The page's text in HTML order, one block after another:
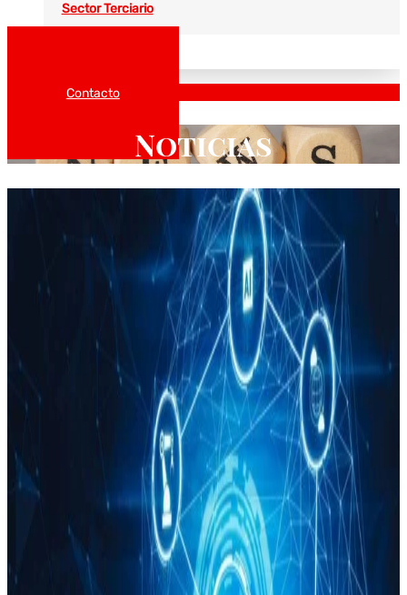
Sector Terciario
Contacto
Noticias